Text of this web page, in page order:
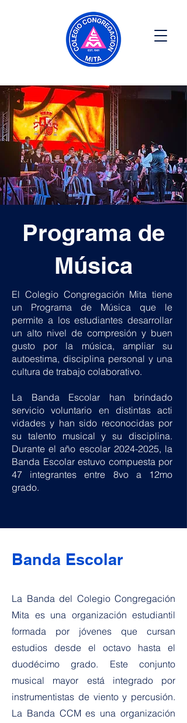
Programa de
Música
El Colegio Congregación Mita tiene
un Programa de Música que le
permite a los estudiantes desarrollar
un alto nivel de compresión y buen
gusto por la música, ampliar su
autoestima, disciplina personal y una
cultura de trabajo colaborativo.
La Banda Escolar han brindado
servicio voluntario en distintas acti​
vidades y han sido reconocidas por
su talento musical y su disciplina.
Durante el año escolar 2024-2025, la
Banda Escolar estuvo compuesta por
47 integrantesentre 8vo a 12mo
grado.
Banda Escolar
La Banda del Colegio Congregación
Mita es una organización estudiantil
formada por jóvenes que cursan
estudios desde el octavo hasta el
duodécimo grado. Este conjunto
musical mayor está integrado por
instrumentistas de viento y percusión.
La Banda CCM es una organización